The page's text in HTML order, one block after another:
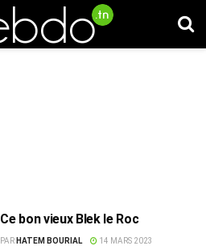
Ce bon vieux Blek le Roc
PAR HATEM BOURIAL 14 MARS 2023